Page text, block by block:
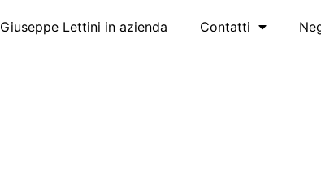
Giuseppe Lettini in azienda Contatti